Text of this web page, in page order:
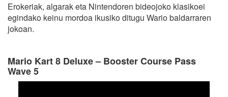
Erokeriak, algarak eta Nintendoren bideojoko klasikoei
egindako keinu mordoa ikusiko ditugu Wario baldarraren
jokoan.
Mario Kart 8 Deluxe – Booster Course Pass
Wave 5